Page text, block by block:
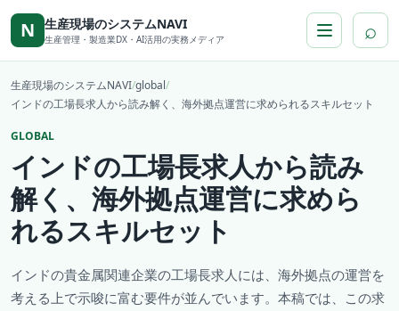
本文へ移動
N 生産現場のシステムNAVI
生産管理・製造業DX・AI活用の実務メディア ⌕
生産現場のシステムNAVI/global/
インドの工場長求人から読み解く、海外拠点運営に求められるスキルセット
GLOBAL
インドの工場長求人から読み
解く、海外拠点運営に求めら
れるスキルセット
インドの貴金属関連企業の工場長求人には、海外拠点の運営を
考える上で示唆に富む要件が並んでいます。本稿では、この求